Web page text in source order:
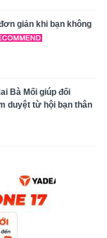
giản khi bạn không
Bà Mối giúp đối
duyệt từ hội bạn thân